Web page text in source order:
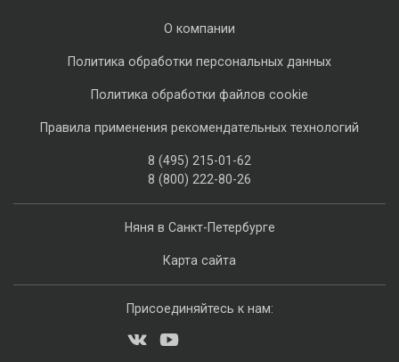
Няня в Санкт-Петербурге
Карта сайта
О компании
Политика обработки персональных данных
Политика обработки файлов cookie
Правила применения рекомендательных технологий
8 (495) 215-01-62
8 (800) 222-80-26
Присоединяйтесь к нам: